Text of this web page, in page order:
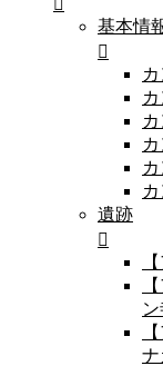
基本情
遺跡
ナ